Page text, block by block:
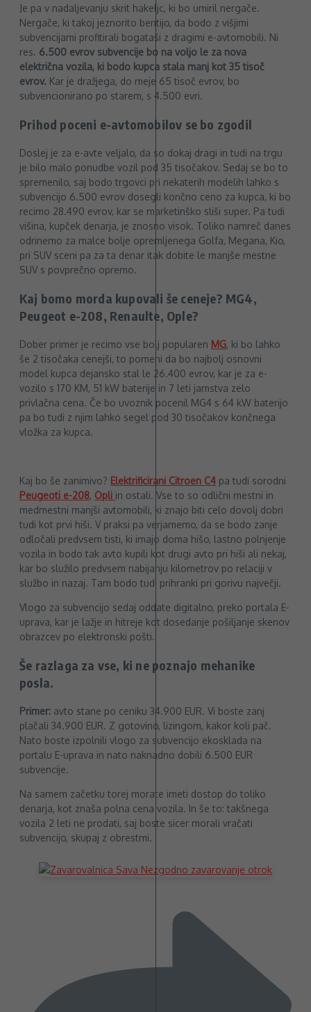
Je pa v nadaljevanju skrit hakeljc, ki bo umiril nergače.
Nergače, ki takoj jeznorito bentijo, da bodo z višjimi
subvencijami profitirali bogataši z dragimi e-avtomobili. Ni
res. 6.500 evrov subvencije bo na voljo le za nova
električna vozila, ki bodo kupca stala manj kot 35 tisoč
evrov. Kar je dražjega, do meje 65 tisoč evrov, bo
subvencionirano po starem, s 4.500 evri.
Prihod poceni e-avtomobilov se bo zgodil
Doslej je za e-avte veljalo, da so dokaj dragi in tudi na trgu
je bilo malo ponudbe vozil pod 35 tisočakov. Sedaj se bo to
spremenilo, saj bodo trgovci pri nekaterih modelih lahko s
subvencijo 6.500 evrov dosegli končno ceno za kupca, ki bo
recimo 28.490 evrov, kar se marketinško sliši super. Pa tudi
višina, kupček denarja, je znosno visok. Toliko namreč danes
odrinemo za malce bolje opremljenega Golfa, Megana, Kio,
pri SUV sceni pa za ta denar itak dobite le manjše mestne
SUV s povprečno opremo.
Kaj bomo morda kupovali še ceneje? MG4,
Peugeot e-208, Renaulte, Ople?
Dober primer je recimo vse bolj popularen MG, ki bo lahko
še 2 tisočaka cenejši, to pomeni da bo najbolj osnovni
model kupca dejansko stal le 26.400 evrov, kar je za e-
vozilo s 170 KM, 51 kW baterije in 7 leti jamstva zelo
privlačna cena. Če bo uvoznik pocenil MG4 s 64 kW baterijo
pa bo tudi z njim lahko segel pod 30 tisočakov končnega
vložka za kupca.
Kaj bo še zanimivo? Elektrificirani Citroen C4 pa tudi sorodni
Peugeoti e-208, Opli in ostali. Vse to so odlični mestni in
medmestni manjši avtomobili, ki znajo biti celo dovolj dobri
tudi kot prvi hiši. V praksi pa verjamemo, da se bodo zanje
odločali predvsem tisti, ki imajo doma hišo, lastno polnjenje
vozila in bodo tak avto kupili kot drugi avto pri hiši ali nekaj,
kar bo služilo predvsem nabijanju kilometrov po relaciji v
službo in nazaj. Tam bodo tudi prihranki pri gorivu največji.
Vlogo za subvencijo sedaj oddate digitalno, preko portala E-
uprava, kar je lažje in hitreje kot dosedanje pošiljanje skenov
obrazcev po elektronski pošti.
Še razlaga za vse, ki ne poznajo mehanike
posla.
Primer: avto stane po ceniku 34.900 EUR. Vi boste zanj
plačali 34.900 EUR. Z gotovino, lizingom, kakor koli pač.
Nato boste izpolnili vlogo za subvencijo ekosklada na
portalu E-uprava in nato naknadno dobili 6.500 EUR
subvencije.
Na samem začetku torej morate imeti dostop do toliko
denarja, kot znaša polna cena vozila. In še to: takšnega
vozila 2 leti ne prodati, saj boste sicer morali vračati
subvencijo, skupaj z obrestmi.